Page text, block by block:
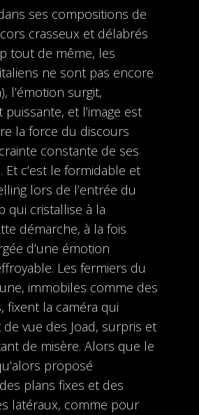
ses compositions de
crasseux et délabrés
tout de même, les
ne sont pas encore
l’émotion surgit,
puissante, et l’image est
la force du discours
constante de ses
Et c’est le formidable et
lors de l’entrée du
qui cristallise à la
démarche, à la fois
d’une émotion
Les fermiers du
immobiles comme des
fixent la caméra qui
de vue des Joad, surpris et
de misère. Alors que le
proposé
plans fixes et des
latéraux, comme pour